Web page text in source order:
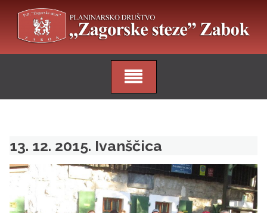
13. 12. 2015. Ivanščica